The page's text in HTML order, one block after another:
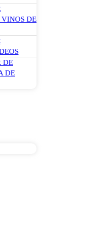
VINOS DE
DE
DE